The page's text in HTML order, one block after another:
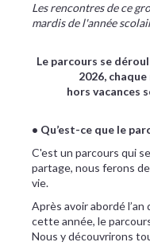
Les rencontres de ce
mardis de l'année
Le parcours se
2026,
hors vacances
• Qu’est-ce que le
C'est un parcours qui
partage, nous ferons
vie.
Après avoir abordé l’an
cette année, le
Nous y découvrirons